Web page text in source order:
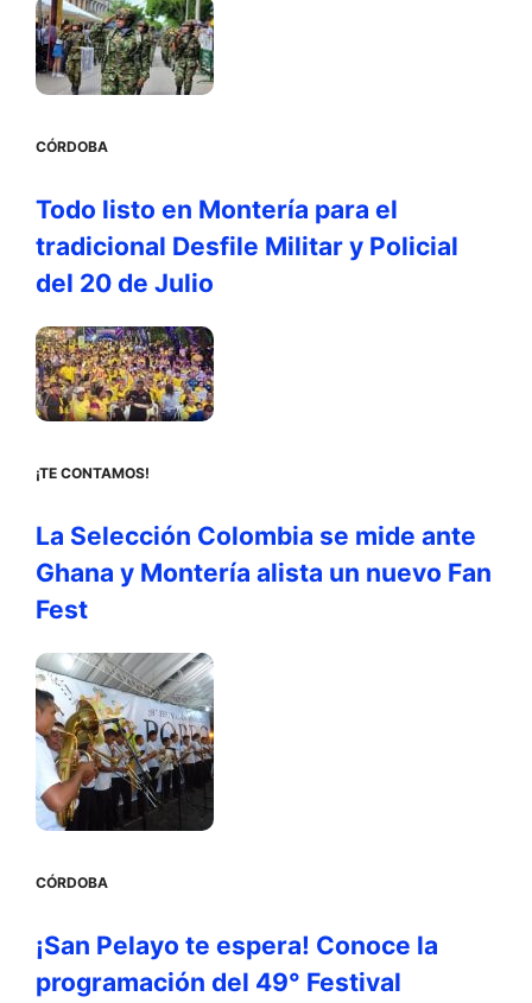
CÓRDOBA
Todo listo en Montería para el
tradicional Desfile Militar y Policial
del 20 de Julio
¡TE CONTAMOS!
La Selección Colombia se mide ante
Ghana y Montería alista un nuevo Fan
Fest
CÓRDOBA
¡San Pelayo te espera! Conoce la
programación del 49° Festival